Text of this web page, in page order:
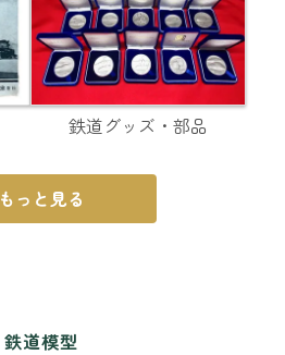
鉄道グッズ・部品
もっと見る
鉄道模型